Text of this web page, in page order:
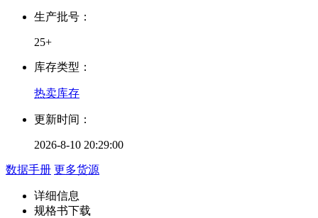
生产批号：
25+
库存类型：
热卖库存
更新时间：
2026-8-10 20:29:00
数据手册 更多货源
详细信息
规格书下载